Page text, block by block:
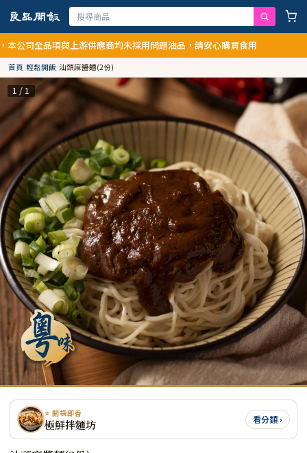
品項與上游供應商均未採用問題油品，請安心購買食用
首頁/輕鬆開飯/汕頭麻醬麵(2份)
1 / 1
⭐ 開袋即香
極鮮拌麵坊 看分類 ›